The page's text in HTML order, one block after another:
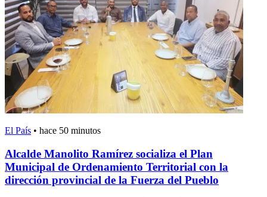
El País • hace 50 minutos
Alcalde Manolito Ramírez socializa el Plan
Municipal de Ordenamiento Territorial con la
dirección provincial de la Fuerza del Pueblo